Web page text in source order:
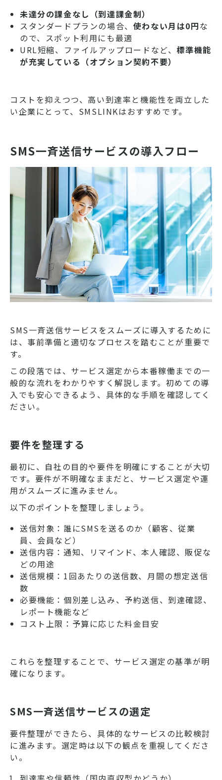
未達分の課金なし（到達課金制）
スタンダードプランの場合、 使わない月は0円な
ので、スポット利用にも最適
URL短縮、ファイルアップロードなど、標準機能
が充実している（オプション契約不要）
コストを抑えつつ、高い到達率と機能性を両立した
い企業にとって、SMSLINKはおすすめです。
SMS一斉送信サービスの導入フロー
SMS一斉送信サービスをスムーズに導入するために
は、事前準備と適切なプロセスを踏むことが重要で
す。
この段落では、サービス選定から本番稼働までの一
般的な流れをわかりやすく解説します。初めての導
入でも安心できるよう、具体的な手順を確認してく
ださい。
要件を整理する
最初に、自社の目的や要件を明確にすることが大切
です。要件が不明確なままだと、サービス選定や運
用がスムーズに進みません。
以下のポイントを整理しましょう。
送信対象：誰にSMSを送るのか（顧客、従業
員、会員など）
送信内容：通知、リマインド、本人確認、販促な
どの用途
送信規模：1回あたりの送信数、月間の想定送信
数
必要機能：個別差し込み、予約送信、到達確認、
レポート機能など
コスト上限：予算に応じた料金目安
これらを整理することで、サービス選定の基準が明
確になります。
SMS一斉送信サービスの選定
要件整理ができたら、具体的なサービスの比較検討
に進みます。選定時は以下の観点を重視してくださ
い。